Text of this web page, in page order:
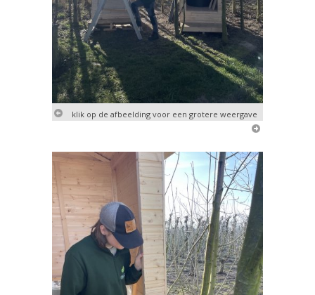
klik op de afbeelding voor een grotere weergave